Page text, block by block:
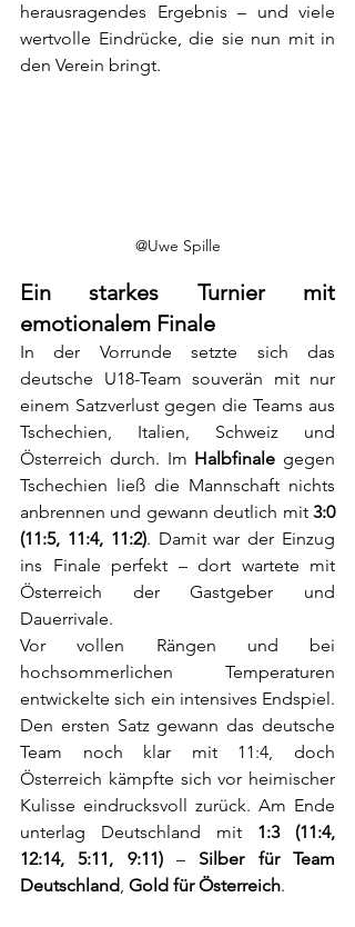
herausragendes Ergebnis – und viele
wertvolle Eindrücke, die sie nun mit in
den Verein bringt.
@Uwe Spille
Ein starkes Turnier mit
emotionalem Finale
In der Vorrunde setzte sich das
deutsche U18-Team souverän mit nur
einem Satzverlust gegen die Teams aus
Tschechien, Italien, Schweiz und
Österreich durch. Im Halbfinale gegen
Tschechien ließ die Mannschaft nichts
anbrennen und gewann deutlich mit 3:0
(11:5, 11:4, 11:2). Damit war der Einzug
ins Finale perfekt – dort wartete mit
Österreich der Gastgeber und
Dauerrivale.
Vor vollen Rängen und bei
hochsommerlichen Temperaturen
entwickelte sich ein intensives Endspiel.
Den ersten Satz gewann das deutsche
Team noch klar mit 11:4, doch
Österreich kämpfte sich vor heimischer
Kulisse eindrucksvoll zurück. Am Ende
unterlag Deutschland mit 1:3 (11:4,
12:14, 5:11, 9:11) – Silber für Team
Deutschland Gold für Österreich.